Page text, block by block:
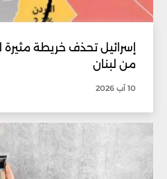
إسرائيل تحذف خريطة
من لبنان
10 آب 2026